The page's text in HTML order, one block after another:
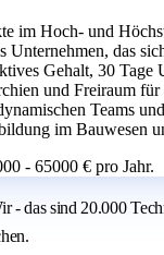
im Hoch- und
Unternehmen, das
Gehalt, 30 Tage
und Freiraum
Teams
im Bauwesen
- 65000 € pro Jahr.
das sind 20.000